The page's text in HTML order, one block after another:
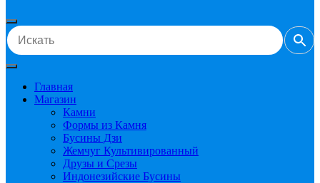
Главная
Магазин
Камни
Формы из Камня
Бусины Дзи
Жемчуг Культивированный
Друзы и Срезы
Индонезийские Бусины